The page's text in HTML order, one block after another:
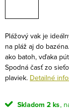
Plážový vak je
na pláž aj do
ako batoh, vďaka
Spodná časť zo
plaviek. Detailné
Skladom 2 ks